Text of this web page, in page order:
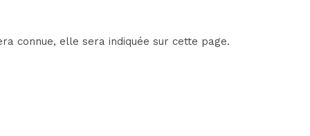
connue, elle sera indiquée sur cette page.